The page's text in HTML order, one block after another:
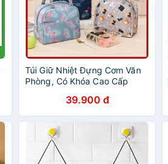
Túi Giữ Nhiệt Đựng Cơm Văn
Phòng, Có Khóa Cao Cấp
39.900 đ